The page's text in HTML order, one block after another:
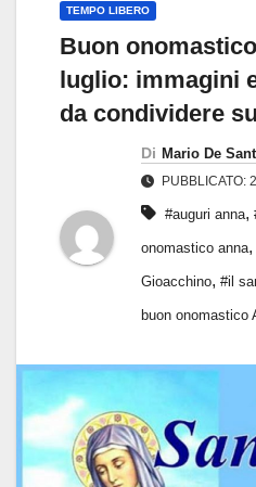
TEMPO LIBERO
Buon
luglio: immagini
da condividere
Di Mario De
PUBBLICATO:
#auguri anna,
onomastico anna,
Gioacchino, #il
buon onomastico